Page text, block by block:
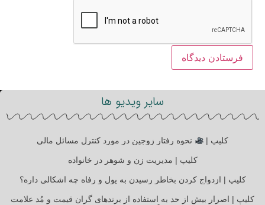
سایر ویدیو ها
کلیپ | نحوه رفتار زوجین در مورد کنترل مسائل مالی
کلیپ | مدیریت زن و شوهر در خانواده
کلیپ | ازدواج کردن بخاطر رسیدن به پول و رفاه چه اشکالی داره؟
کلیپ | اصرار بیش از حد به استفاده از برندهای گران قیمت و مُد علامت